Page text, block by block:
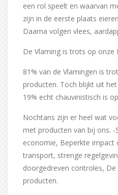
een rol speelt en waarvan
zijn in de eerste plaats
Daarna volgen vlees,
De Vlaming is trots op onze
81% van de Vlamingen is
producten. Toch blijkt uit
19% echt chauvinistisch is
Nochtans zijn er heel wat
met producten van bij ons. -
economie, Beperkte
transport, strenge
doorgedreven controles, De
producten.